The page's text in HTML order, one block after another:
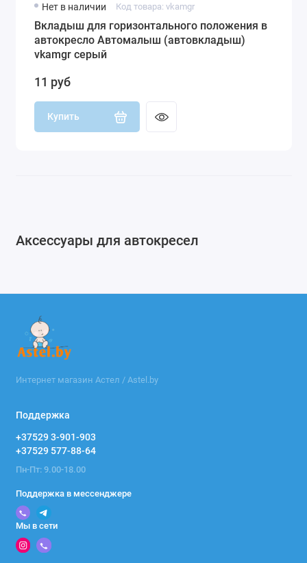
Нет в наличии Код товара: vkamgr
Вкладыш для горизонтального положения в
автокресло Автомалыш (автовкладыш)
vkamgr серый
11 руб
Купить
Аксессуары для автокресел
Интернет магазин Астел / Astel.by
Поддержка
+37529 3-901-903
+37529 577-88-64
Пн-Пт: 9.00-18.00
Поддержка в мессенджере
Мы в сети